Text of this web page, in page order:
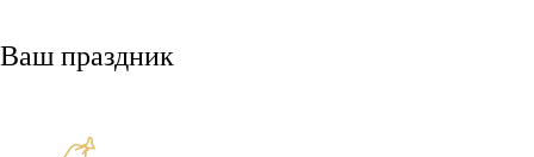
Ваш праздник